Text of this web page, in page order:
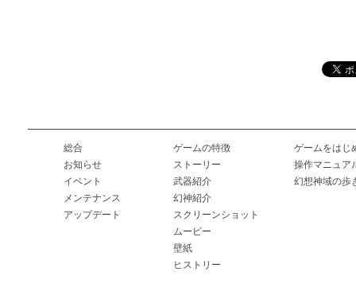
総合
お知らせ
イベント
メンテナンス
アップデート
ゲームの特徴
ストーリー
武器紹介
幻神紹介
スクリーンショット
ムービー
壁紙
ヒストリー
ゲームをはじ
操作マニュア
幻想神域の歩